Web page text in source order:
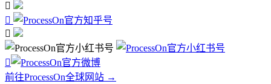




前往ProcessOn全球网站 →